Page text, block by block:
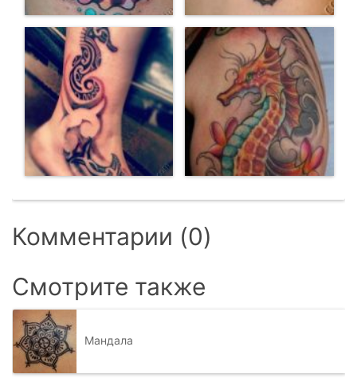
Комментарии (0)
Смотрите также
Мандала